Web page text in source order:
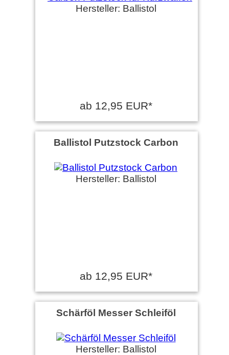
Hersteller: Ballistol
ab 12,95 EUR*
Ballistol Putzstock Carbon
Hersteller: Ballistol
ab 12,95 EUR*
Schärföl Messer Schleiföl
Hersteller: Ballistol